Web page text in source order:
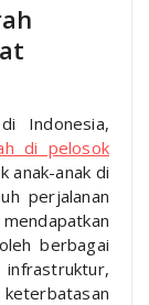
Indonesia,
di pelosok
anak-anak di
perjalanan
berbagai